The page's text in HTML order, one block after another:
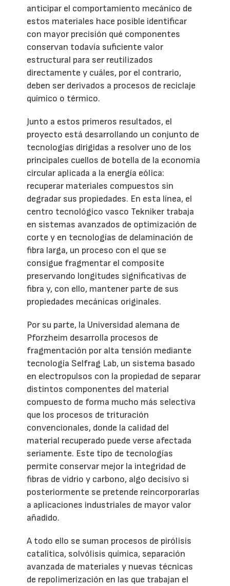
anticipar el comportamiento mecánico de
estos materiales hace posible identificar
con mayor precisión qué componentes
conservan todavía suficiente valor
estructural para ser reutilizados
directamente y cuáles, por el contrario,
deben ser derivados a procesos de reciclaje
químico o térmico.
Junto a estos primeros resultados, el
proyecto está desarrollando un conjunto de
tecnologías dirigidas a resolver uno de los
principales cuellos de botella de la economía
circular aplicada a la energía eólica:
recuperar materiales compuestos sin
degradar sus propiedades. En esta línea, el
centro tecnológico vasco Tekniker trabaja
en sistemas avanzados de optimización de
corte y en tecnologías de delaminación de
fibra larga, un proceso con el que se
consigue fragmentar el composite
preservando longitudes significativas de
fibra y, con ello, mantener parte de sus
propiedades mecánicas originales.
Por su parte, la Universidad alemana de
Pforzheim desarrolla procesos de
fragmentación por alta tensión mediante
tecnología Selfrag Lab, un sistema basado
en electropulsos con la propiedad de separar
distintos componentes del material
compuesto de forma mucho más selectiva
que los procesos de trituración
convencionales, donde la calidad del
material recuperado puede verse afectada
seriamente. Este tipo de tecnologías
permite conservar mejor la integridad de
fibras de vidrio y carbono, algo decisivo si
posteriormente se pretende reincorporarlas
a aplicaciones industriales de mayor valor
añadido.
A todo ello se suman procesos de pirólisis
catalítica, solvólisis química, separación
avanzada de materiales y nuevas técnicas
de repolimerización en las que trabajan el